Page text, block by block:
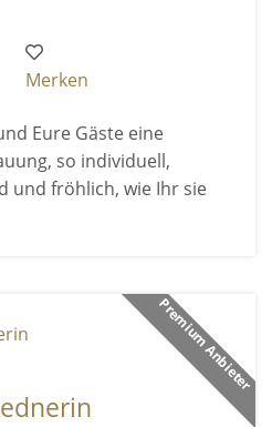
Merken
Eure Gäste eine
so individuell,
und fröhlich, wie Ihr sie
Premium Anbieter